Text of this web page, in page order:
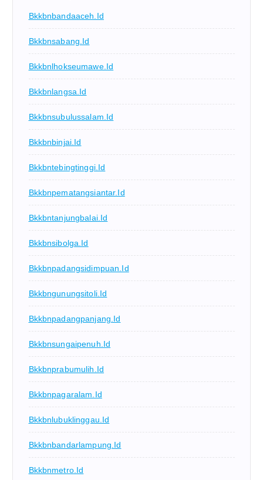
Bkkbnbandaaceh.id
Bkkbnsabang.id
Bkkbnlhokseumawe.id
Bkkbnlangsa.id
Bkkbnsubulussalam.id
Bkkbnbinjai.id
Bkkbntebingtinggi.id
Bkkbnpematangsiantar.id
Bkkbntanjungbalai.id
Bkkbnsibolga.id
Bkkbnpadangsidimpuan.id
Bkkbngunungsitoli.id
Bkkbnpadangpanjang.id
Bkkbnsungaipenuh.id
Bkkbnprabumulih.id
Bkkbnpagaralam.id
Bkkbnlubuklinggau.id
Bkkbnbandarlampung.id
Bkkbnmetro.id